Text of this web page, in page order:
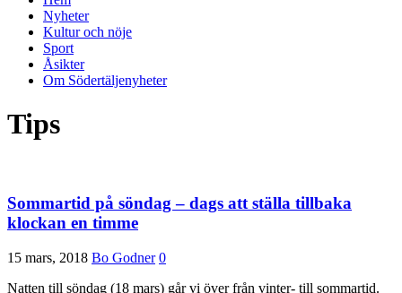
Nyheter
Kultur och nöje
Sport
Åsikter
Om Södertäljenyheter
Tips
Sommartid på söndag – dags att ställa tillbaka
klockan en timme
15 mars, 2018 Bo Godner 0
Natten till söndag (18 mars) går vi över från vinter- till sommartid.